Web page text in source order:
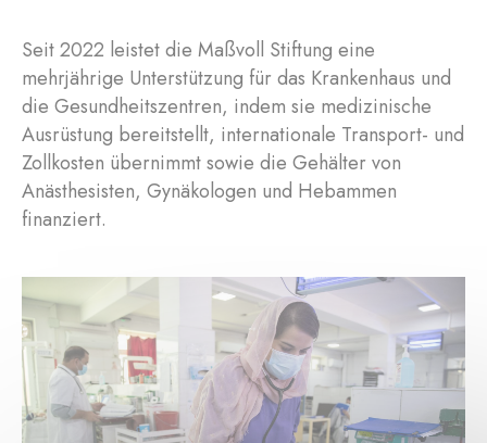
Seit 2022 leistet die Maßvoll Stiftung eine
mehrjährige Unterstützung für das Krankenhaus und
die Gesundheitszentren, indem sie medizinische
Ausrüstung bereitstellt, internationale Transport- und
Zollkosten übernimmt sowie die Gehälter von
Anästhesisten, Gynäkologen und Hebammen
finanziert.